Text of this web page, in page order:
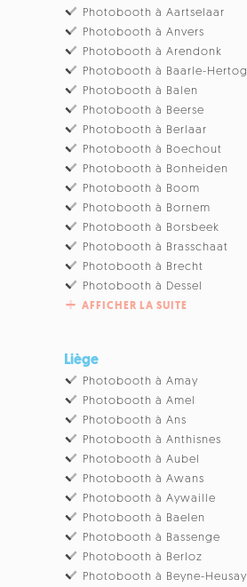
Photobooth à Aartselaar
Photobooth à Anvers
Photobooth à Arendonk
Photobooth à Baarle-Hertog
Photobooth à Balen
Photobooth à Beerse
Photobooth à Berlaar
Photobooth à Boechout
Photobooth à Bonheiden
Photobooth à Boom
Photobooth à Bornem
Photobooth à Borsbeek
Photobooth à Brasschaat
Photobooth à Brecht
Photobooth à Dessel
AFFICHER LA SUITE
Liège
Photobooth à Amay
Photobooth à Amel
Photobooth à Ans
Photobooth à Anthisnes
Photobooth à Aubel
Photobooth à Awans
Photobooth à Aywaille
Photobooth à Baelen
Photobooth à Bassenge
Photobooth à Berloz
Photobooth à Beyne-Heusay